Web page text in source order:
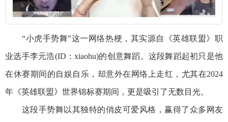
“小虎手势舞”这一网络热梗，其实源自《英雄联盟》职
业选手李元浩(ID：xiaohu)的创意舞蹈。这段舞蹈起初只是他
在休赛期间的自娱自乐，却意外在网络上走红，尤其在2024
年《英雄联盟》世界锦标赛期间，更是吸引了无数目光。
这段手势舞以其独特的俏皮可爱风格，赢得了众多网友